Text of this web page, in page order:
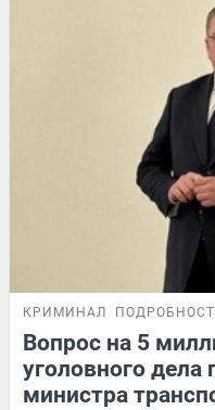
КРИМИНАЛ
Вопрос на 5
уголовного дела
министра